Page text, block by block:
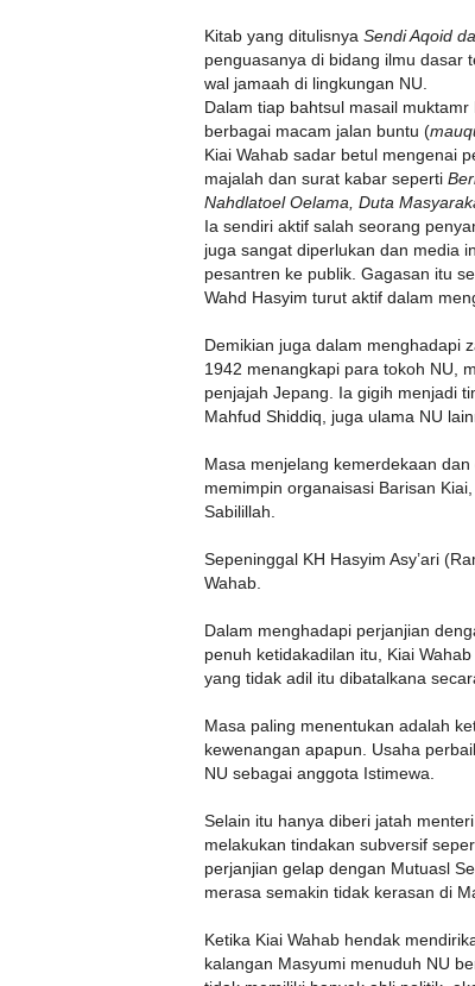
Kitab yang ditulisnya Sendi Aqoid
penguasanya di bidang ilmu dasar
wal jamaah di lingkungan NU.
Dalam tiap bahtsul masail
berbagai macam jalan buntu (
Kiai Wahab sadar betul mengenai
majalah dan surat kabar seperti
Nahdlatoel Oelama, Duta
Ia sendiri aktif salah seorang
juga sangat diperlukan dan media
pesantren ke publik. Gagasan itu
Wahd Hasyim turut aktif dalam
Demikian juga dalam menghadapi
1942 menangkapi para tokoh NU,
penjajah Jepang. Ia gigih menjadi
Mahfud Shiddiq, juga ulama NU
Masa menjelang kemerdekaan
memimpin organaisasi Barisan
Sabilillah.
Sepeninggal KH Hasyim Asy’ari
Wahab.
Dalam menghadapi perjanjian
penuh ketidakadilan itu, Kiai
yang tidak adil itu dibatalkana
Masa paling menentukan adalah
kewenangan apapun. Usaha
NU sebagai anggota Istimewa.
Selain itu hanya diberi jatah
melakukan tindakan subversif
perjanjian gelap dengan Mutuasl
merasa semakin tidak kerasan di
Ketika Kiai Wahab hendak
kalangan Masyumi menuduh NU